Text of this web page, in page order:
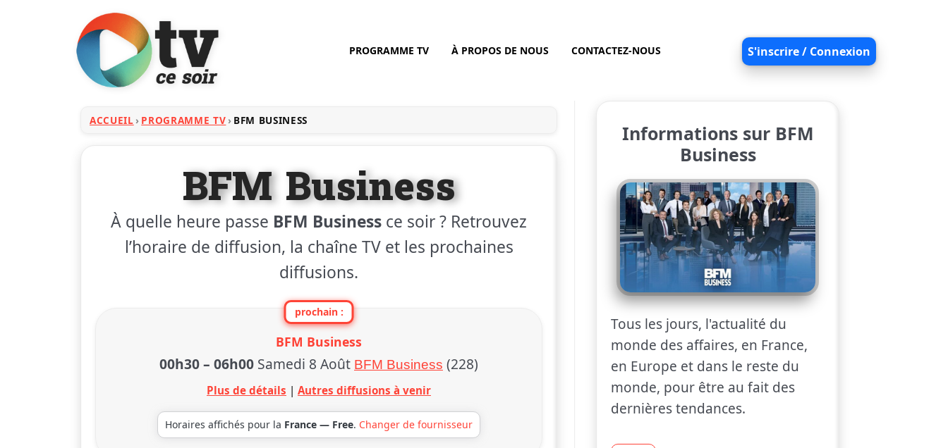
PROGRAMME TV À PROPOS DE NOUS CONTACTEZ-NOUS S'inscrire / Connexion
ACCUEIL PROGRAMME TV BFM BUSINESS
BFM Business
À quelle heure passe BFM Business ce soir ? Retrouvez
l’horaire de diffusion, la chaîne TV et les prochaines
diffusions.
prochain :
BFM Business
00h30– 06h00 Samedi 8 Août BFM Business (228)
Plus de détails | Autres diffusions à venir
Horaires affichés pour la France — Free. Changer de fournisseur
Informations sur BFM
Business
Tous les jours, l'actualité du
monde des affaires, en France,
en Europe et dans le reste du
monde, pour être au fait des
dernières tendances.